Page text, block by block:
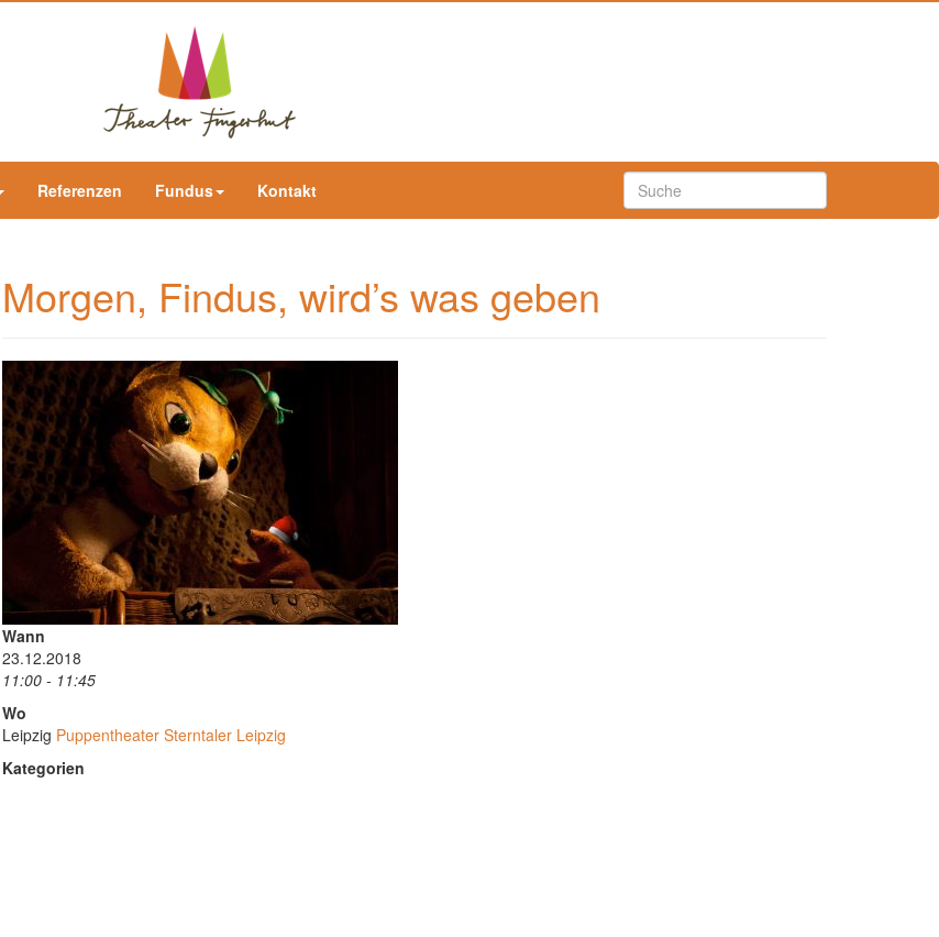
Referenzen Fundus Kontakt
Morgen, Findus, wird’s was geben
Wann
23.12.2018
11:00 - 11:45
Wo
Leipzig Puppentheater Sterntaler Leipzig
Kategorien